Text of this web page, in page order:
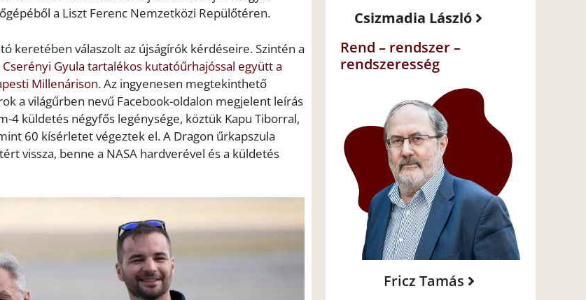
a Liszt Ferenc Nemzetközi Repülőtéren.
keretében válaszolt az újságírók kérdéseire. Szintén a
Gyula tartalékos kutatóűrhajóssal együtt a
Millenárison. Az ingyenesen megtekinthető
a világűrben nevű Facebook-oldalon megjelent leírás
4 küldetés négyfős legénysége, köztük Kapu Tiborral,
60 kísérletet végeztek el. A Dragon űrkapszula
vissza, benne a NASA hardverével és a küldetés
Csizmadia László
Rend – rendszer –
rendszeresség
Fricz Tamás